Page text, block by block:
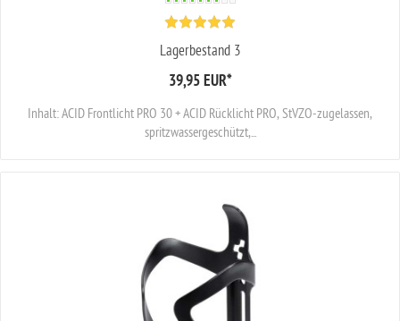
Lagerbestand 3
39,95 EUR*
Inhalt: ACID Frontlicht PRO 30 + ACID Rücklicht PRO, StVZO-zugelassen,
spritzwassergeschützt,...